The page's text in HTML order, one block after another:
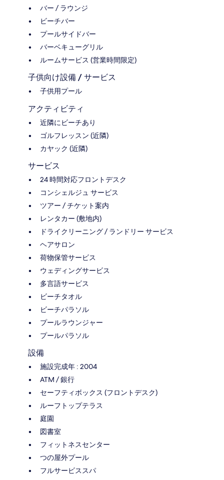
バー / ラウンジ
ビーチバー
プールサイドバー
バーベキューグリル
ルームサービス (営業時間限定)
子供向け設備 / サービス
子供用プール
アクティビティ
近隣にビーチあり
ゴルフレッスン (近隣)
カヤック (近隣)
サービス
24 時間対応フロントデスク
コンシェルジュ サービス
ツアー / チケット案内
レンタカー (敷地内)
ドライクリーニング / ランドリー サービス
ヘアサロン
荷物保管サービス
ウェディングサービス
多言語サービス
ビーチタオル
ビーチパラソル
プールラウンジャー
プールパラソル
設備
施設完成年 : 2004
ATM / 銀行
セーフティボックス (フロントデスク)
ルーフトップテラス
庭園
図書室
フィットネスセンター
つの屋外プール
フルサービススパ